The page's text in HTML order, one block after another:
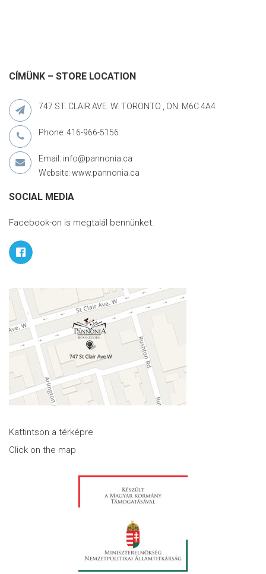
CÍMÜNK – STORE LOCATION
747 ST. CLAIR AVE. W. TORONTO , ON. M6C 4A4
Phone: 416-966-5156
Email: info@pannonia.ca
Website: www.pannonia.ca
SOCIAL MEDIA
Facebook-on is megtalál bennünket.
Kattintson a térképre
Click on the map